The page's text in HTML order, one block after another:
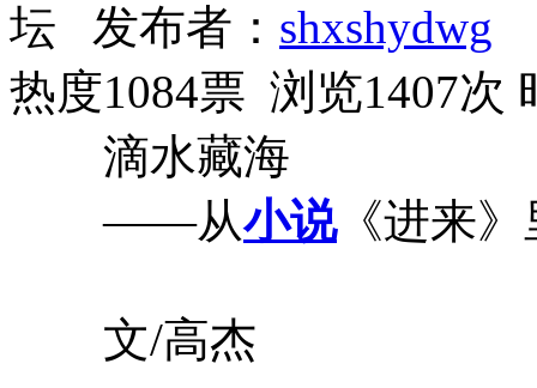
坛 发布者： shxshydwg
热度1084票 浏览1407次
滴水藏海
——从小说《进来》
文/高杰